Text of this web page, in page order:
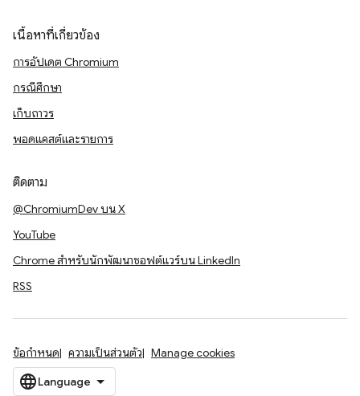
เนื้อหาที่เกี่ยวข้อง
การอัปเดต Chromium
กรณีศึกษา
เก็บถาวร
พอดแคสต์และรายการ
ติดตาม
@ChromiumDev บน X
YouTube
Chrome สำหรับนักพัฒนาซอฟต์แวร์บน LinkedIn
RSS
ข้อกำหนด ความเป็นส่วนตัว Manage cookies